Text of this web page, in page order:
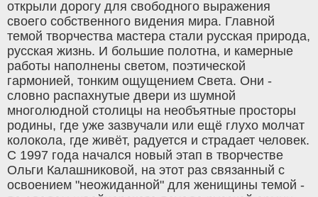
открыли дорогу для свободного выражения
своего собственного видения мира. Главной
темой творчества мастера стали русская природа,
русская жизнь. И большие полотна, и камерные
работы наполнены светом, поэтической
гармонией, тонким ощущением Света. Они -
словно распахнутые двери из шумной
многолюдной столицы на необъятные просторы
родины, где уже зазвучали или ещё глухо молчат
колокола, где живёт, радуется и страдает человек.
С 1997 года начался новый этап в творчестве
Ольги Калашниковой, на этот раз связанный с
освоением "неожиданной" для женищины темой -